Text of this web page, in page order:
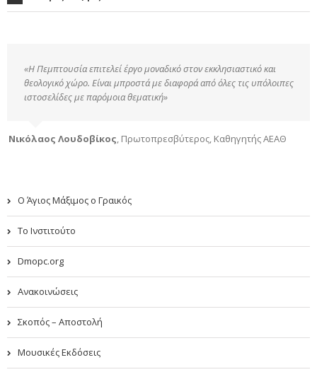
«Η Πεμπτουσία επιτελεί έργο μοναδικό στον εκκλησιαστικό και
θεολογικό χώρο. Είναι μπροστά με διαφορά από όλες τις υπόλοιπες
ιστοσελίδες με παρόμοια θεματική»
Νικόλαος Λουδοβίκος, Πρωτοπρεσβύτερος, Καθηγητής ΑΕΑΘ
Ο Άγιος Μάξιμος ο Γραικός
Το Ινστιτούτο
Dmopc.org
Ανακοινώσεις
Σκοπός – Αποστολή
Μουσικές Εκδόσεις